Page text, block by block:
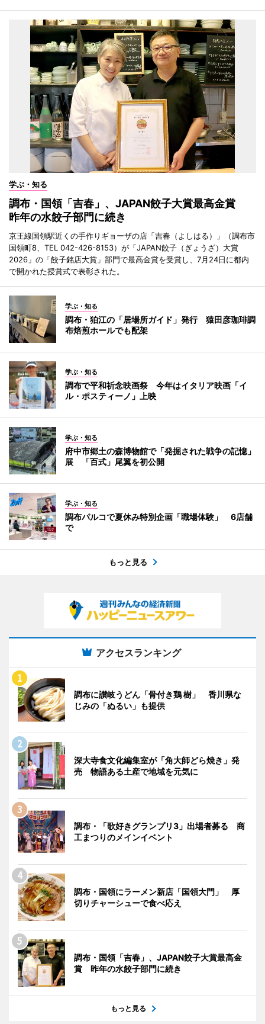
学ぶ・知る
調布・国領「吉春」、JAPAN餃子大賞最高金賞
昨年の水餃子部門に続き
京王線国領駅近くの手作りギョーザの店「吉春（よしはる）」（調布市
国領町8、TEL 042-426-8153）が「JAPAN餃子（ぎょうざ）大賞
2026」の「餃子銘店大賞」部門で最高金賞を受賞し、7月24日に都内
で開かれた授賞式で表彰された。
学ぶ・知る
調布・狛江の「居場所ガイド」発行 猿田彦珈琲調
布焙煎ホールでも配架
学ぶ・知る
調布で平和祈念映画祭 今年はイタリア映画「イ
ル・ポスティーノ」上映
学ぶ・知る
府中市郷土の森博物館で「発掘された戦争の記憶」
展 「百式」尾翼を初公開
学ぶ・知る
調布パルコで夏休み特別企画「職場体験」 6店舗
で
もっと見る
アクセスランキング
調布に讃岐うどん「骨付き鶏 樹」 香川県な
じみの「ぬるい」も提供
深大寺食文化編集室が「角大師どら焼き」発
売 物語ある土産で地域を元気に
調布・「歌好きグランプリ3」出場者募る 商
工まつりのメインイベント
調布・国領にラーメン新店「国領大門」 厚
切りチャーシューで食べ応え
調布・国領「吉春」、JAPAN餃子大賞最高金
賞 昨年の水餃子部門に続き
もっと見る